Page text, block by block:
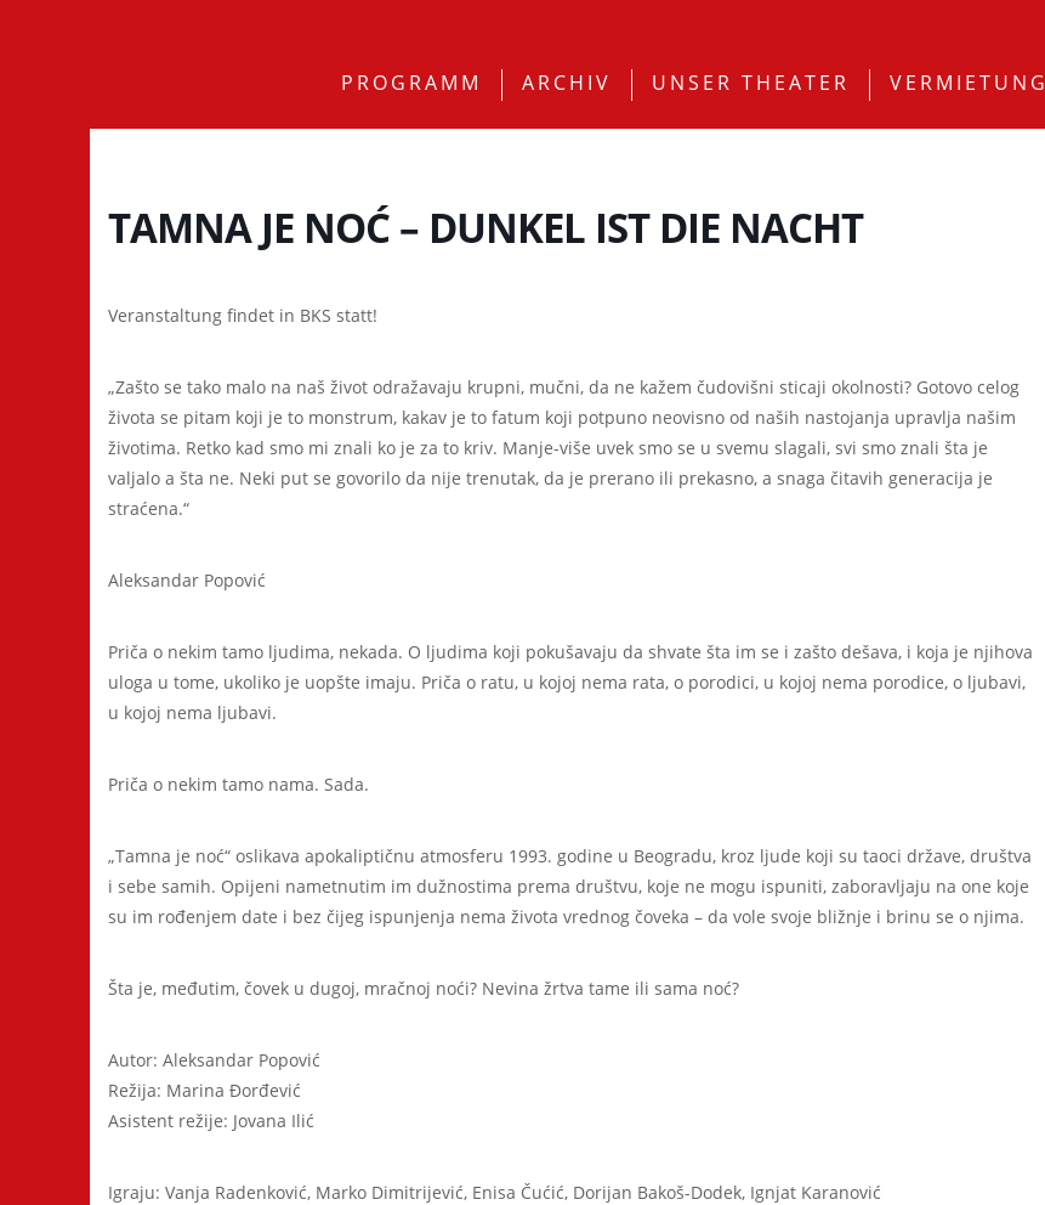
PROGRAMM ARCHIV UNSER THEATER VERMIETUNG
TAMNA JE NOĆ – DUNKEL IST DIE NACHT
Veranstaltung findet in BKS statt!
„Zašto se tako malo na naš život odražavaju krupni, mučni, da ne kažem čudovišni sticaji okolnosti? Gotovo celog
života se pitam koji je to monstrum, kakav je to fatum koji potpuno neovisno od naših nastojanja upravlja našim
životima. Retko kad smo mi znali ko je za to kriv. Manje-više uvek smo se u svemu slagali, svi smo znali šta je
valjalo a šta ne. Neki put se govorilo da nije trenutak, da je prerano ili prekasno, a snaga čitavih generacija je
straćena.“
Aleksandar Popović
Priča o nekim tamo ljudima, nekada. O ljudima koji pokušavaju da shvate šta im se i zašto dešava, i koja je njihova
uloga u tome, ukoliko je uopšte imaju. Priča o ratu, u kojoj nema rata, o porodici, u kojoj nema porodice, o ljubavi,
u kojoj nema ljubavi.
Priča o nekim tamo nama. Sada.
„Tamna je noć“ oslikava apokaliptičnu atmosferu 1993. godine u Beogradu, kroz ljude koji su taoci države, društva
i sebe samih. Opijeni nametnutim im dužnostima prema društvu, koje ne mogu ispuniti, zaboravljaju na one koje
su im rođenjem date i bez čijeg ispunjenja nema života vrednog čoveka – da vole svoje bližnje i brinu se o njima.
Šta je, međutim, čovek u dugoj, mračnoj noći? Nevina žrtva tame ili sama noć?
Autor: Aleksandar Popović
Režija: Marina Đorđević
Asistent režije: Jovana Ilić
Igraju: Vanja Radenković, Marko Dimitrijević, Enisa Čućić, Dorijan Bakoš-Dodek, Ignjat Karanović